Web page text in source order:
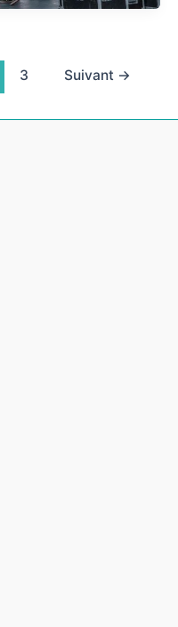
3 Suivant →